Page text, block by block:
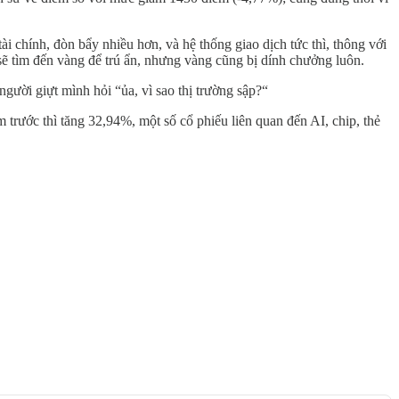
chính, đòn bẩy nhiều hơn, và hệ thống giao dịch tức thì, thông với
tìm đến vàng để trú ẩn, nhưng vàng cũng bị dính chưởng luôn.
giựt mình hỏi “ủa, vì sao thị trường sập?“
trước thì tăng 32,94%, một số cổ phiếu liên quan đến AI, chip, thẻ